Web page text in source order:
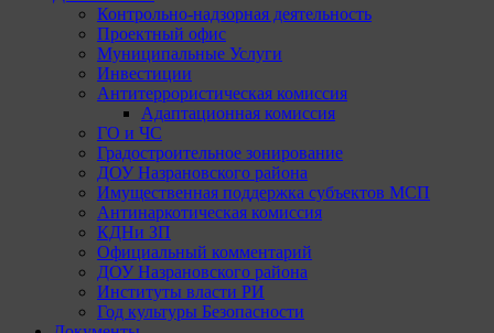
Контрольно-надзорная деятельность
Проектный офис
Муниципальные Услуги
Инвестиции
Антитеррористическая комиссия
Адаптационная комиссия
ГО и ЧС
Градостроительное зонирование
ДОУ Назрановского района
Имущественная поддержка субъектов МСП
Антинаркотическая комиссия
КДНи ЗП
Официальный комментарий
ДОУ Назрановского района
Институты власти РИ
Год культуры Безопасности